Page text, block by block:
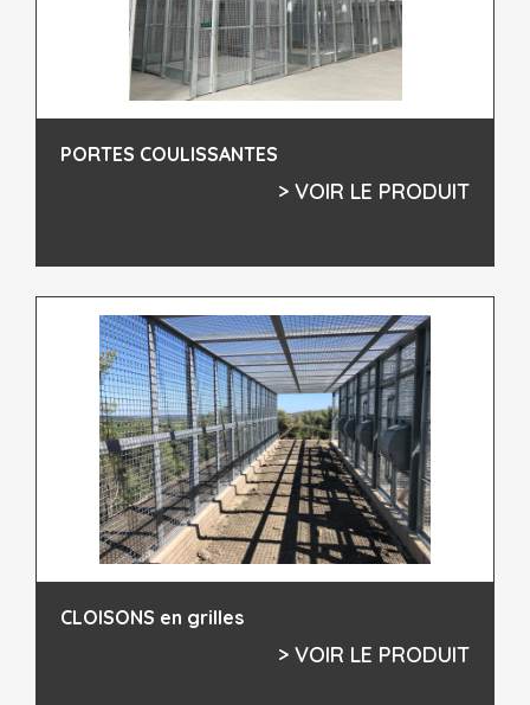
PORTES COULISSANTES
> VOIR LE PRODUIT
CLOISONS en grilles
> VOIR LE PRODUIT